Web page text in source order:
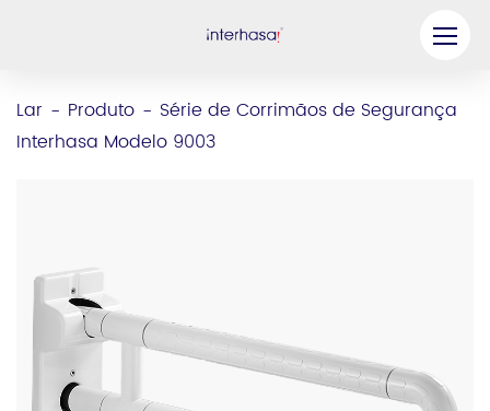
Lar - Produto - Série de Corrimãos de Segurança
Interhasa Modelo 9003
Empresa
Recursos
Contate-nos